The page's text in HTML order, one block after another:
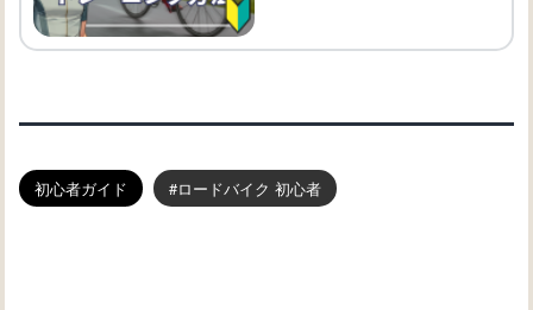
初心者ガイド ロードバイク 初心者